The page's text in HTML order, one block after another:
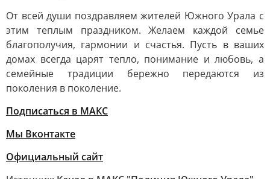
От всей души поздравляем жителей Южного Урала с
этим теплым праздником. Желаем каждой семье
благополучия, гармонии и счастья. Пусть в ваших
домах всегда царят тепло, понимание и любовь, а
семейные традиции бережно передаются из
поколения в поколение.
Подписаться в МАКС
Мы Вконтакте
Официальный сайт